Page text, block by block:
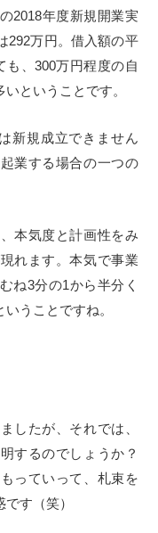
2018年度新規開業実
292万円。借入額の平
も、300万円程度の自
ということです。
新規成立できません
業する場合の一つの
本気度と計画性をみ
れます。本気で事業
ね3分の1から半分く
うことですね。
したが、それでは、
するのでしょうか？
っていって、札束を
す（笑）